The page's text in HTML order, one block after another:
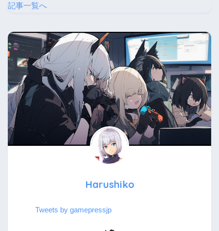
記事一覧へ
Harushiko
Tweets by gamepressjp